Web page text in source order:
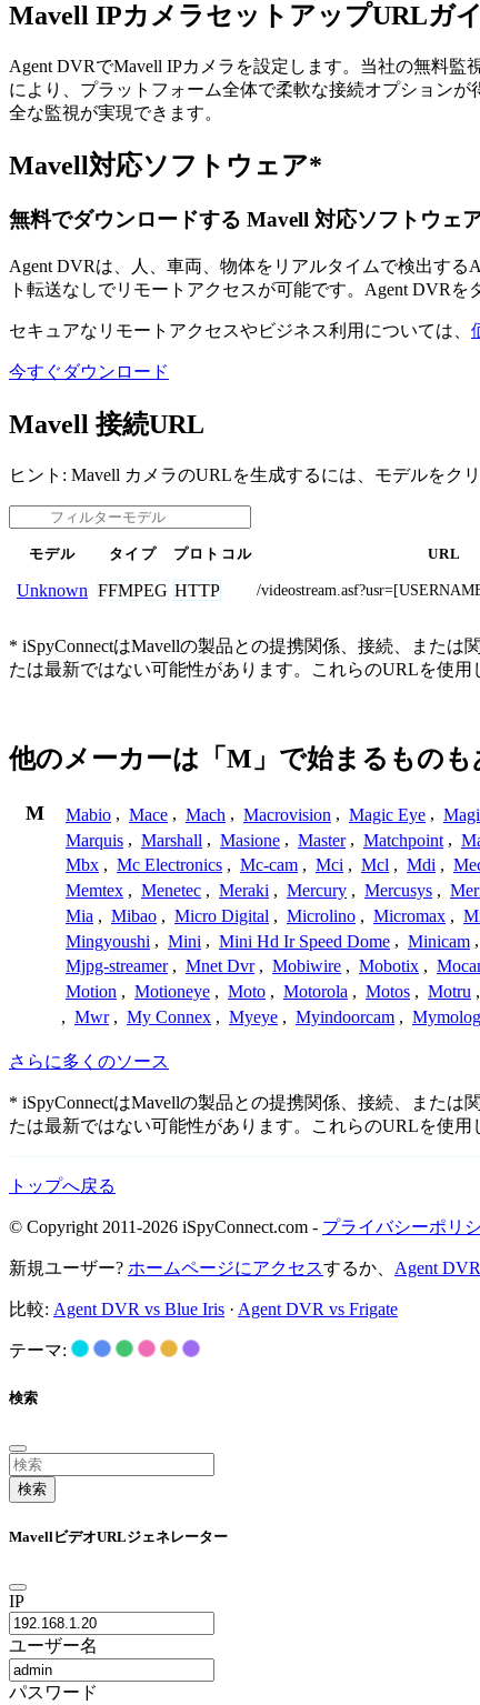
Mavell IPカメラセットアップURLガ
Agent DVRでMavell IPカメラを設定します。当社の無料
により、プラットフォーム全体で柔軟な接続オプション
全な監視が実現できます。
Mavell対応ソフトウェア*
無料でダウンロードする Mavell 対応ソフトウェ
Agent DVRは、人、車両、物体をリアルタイムで検出す
ト転送なしでリモートアクセスが可能です。Agent DVR
セキュアなリモートアクセスやビジネス利用については、
今すぐダウンロード
Mavell 接続URL
ヒント: Mavell カメラのURLを生成するには、モデルをク
モデル タイプ プロトコル URL
Unknown FFMPEG HTTP /
* iSpyConnectはMavellの製品との提携関係、接続、また
たは最新ではない可能性があります。これらのURLを使
他のメーカーは「M」で始まるものも
M Mabio , Mace , Mach , Macrovision , Magic Eye ,
Marquis , Marshall , Masione , Master , Matchpoint ,
Mbx , Mc Electronics , Mc-cam , Mci , Mcl , Mdi ,
Memtex , Menetec , Meraki , Mercury , Mercusys ,
Mia , Mibao , Micro Digital , Microlino , Micromax ,
Mingyoushi , Mini , Mini Hd Ir Speed Dome , Minicam ,
Mjpg-streamer , Mnet Dvr , Mobiwire , Mobotix ,
Motion , Motioneye , Moto , Motorola , Motos , Motru ,
, Mwr , My Connex , Myeye , Myindoorcam ,
さらに多くのソース
* iSpyConnectはMavellの製品との提携関係、接続、また
たは最新ではない可能性があります。これらのURLを使
トップへ戻る
© Copyright 2011-2026 iSpyConnect.com - プライバシーポリ
新規ユーザー? ホームページにアクセスするか、 Agent
比較: Agent DVR vs Blue Iris · Agent DVR vs Frigate
テーマ:
検索
検索
MavellビデオURLジェネレーター
IP
ユーザー名
パスワード